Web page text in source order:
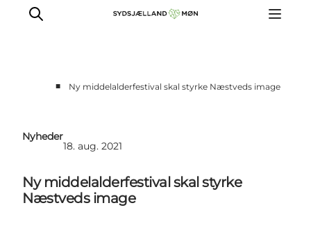
Presse
Projekter
Billeddatabase
Nyhedsbrev
■ Ny middelalderfestival skal styrke Næstveds image
Nyheder
18. aug. 2021
Ny middelalderfestival skal styrke
Næstveds image